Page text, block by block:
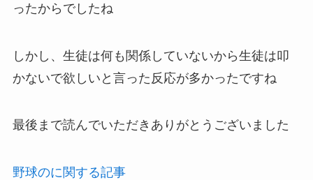
ったからでしたね
しかし、生徒は何も関係していないから生徒は叩
かないで欲しいと言った反応が多かったですね
最後まで読んでいただきありがとうございました
野球のに関する記事